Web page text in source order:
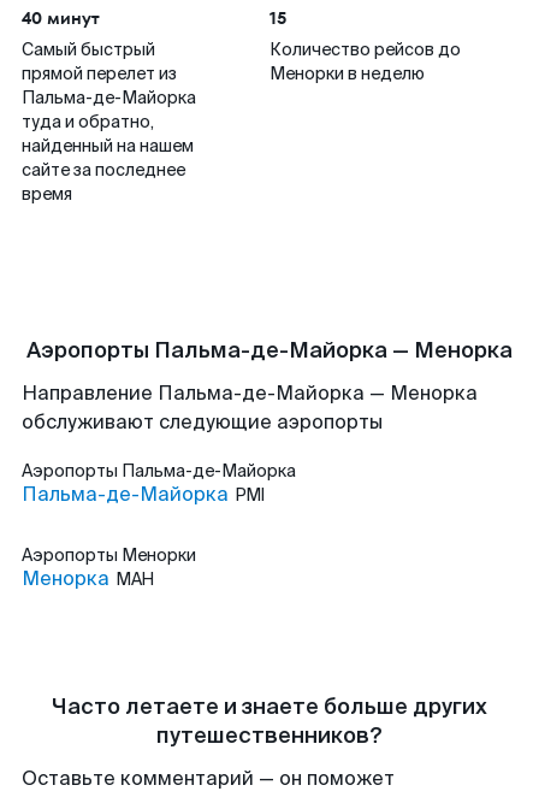
40 минут
Самый быстрый
прямой перелет из
Пальма-де-Майорка
туда и обратно,
найденный на нашем
сайте за последнее
время
15
Количество рейсов до
Менорки в неделю
Аэропорты Пальма-де-Майорка — Менорка
Направление Пальма-де-Майорка — Менорка
обслуживают следующие аэропорты
Аэропорты Пальма-де-Майорка
Пальма-де-Майорка PMI
Аэропорты Менорки
Менорка MAH
Часто летаете и знаете больше других
путешественников?
Оставьте комментарий — он поможет